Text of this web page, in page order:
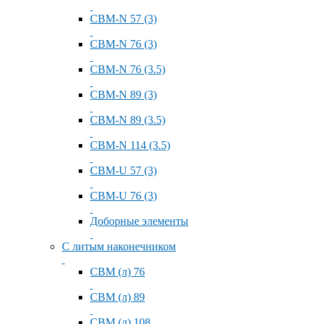
СВМ-N 57 (3)
СВМ-N 76 (3)
СВМ-N 76 (3.5)
СВМ-N 89 (3)
СВМ-N 89 (3.5)
СВМ-N 114 (3.5)
СВМ-U 57 (3)
СВМ-U 76 (3)
Доборные элементы
С литым наконечником
СВМ (л) 76
СВМ (л) 89